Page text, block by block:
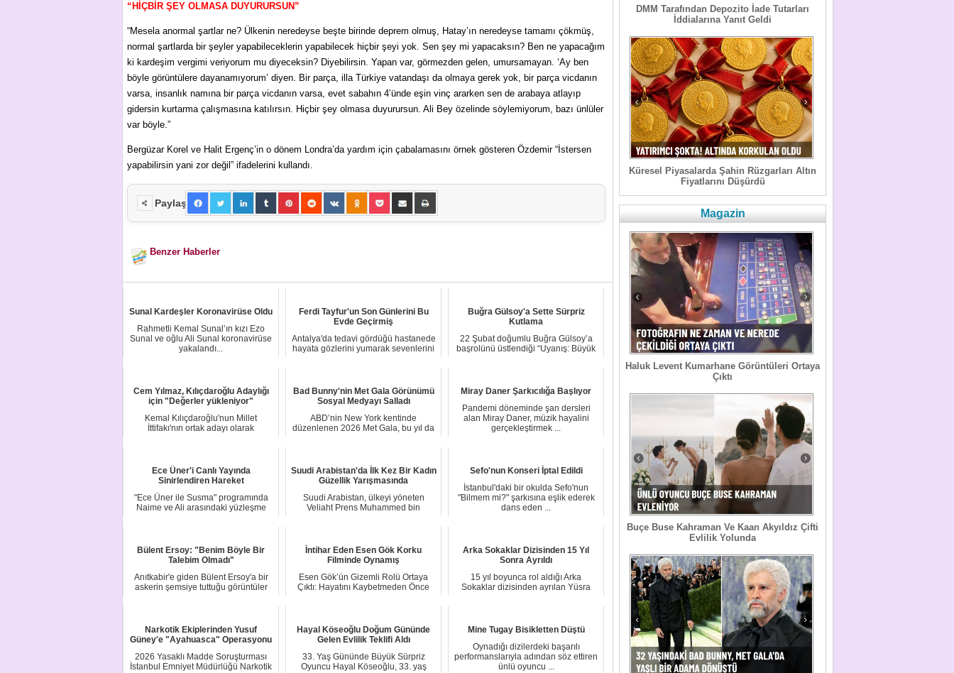
“HİÇBİR ŞEY OLMASA DUYURURSUN”
“Mesela anormal şartlar ne? Ülkenin neredeyse beşte birinde deprem olmuş, Hatay’ın neredeyse tamamı çökmüş,
normal şartlarda bir şeyler yapabileceklerin yapabilecek hiçbir şeyi yok. Sen şey mi yapacaksın? Ben ne yapacağım
ki kardeşim vergimi veriyorum mu diyeceksin? Diyebilirsin. Yapan var, görmezden gelen, umursamayan. ‘Ay ben
böyle görüntülere dayanamıyorum’ diyen. Bir parça, illa Türkiye vatandaşı da olmaya gerek yok, bir parça vicdanın
varsa, insanlık namına bir parça vicdanın varsa, evet sabahın 4’ünde eşin vinç ararken sen de arabaya atlayıp
gidersin kurtarma çalışmasına katılırsın. Hiçbir şey olmasa duyurursun. Ali Bey özelinde söylemiyorum, bazı ünlüler
var böyle.”
Bergüzar Korel ve Halit Ergenç’in o dönem Londra’da yardım için çabalamasını örnek gösteren Özdemir “İstersen
yapabilirsin yani zor değil” ifadelerini kullandı.
Paylaş
Benzer Haberler
Sunal Kardeşler Koronavirüse Oldu
Rahmetli Kemal Sunal’ın kızı Ezo
Sunal ve oğlu Ali Sunal koronavirüse
yakalandı...
Ferdi Tayfur'un Son Günlerini Bu
Evde Geçirmiş
Antalya'da tedavi gördüğü hastanede
hayata gözlerini yumarak sevenlerini
Buğra Gülsoy'a Sette Sürpriz
Kutlama
22 Şubat doğumlu Buğra Gülsoy’a
başrolünü üstlendiği “Uyanış: Büyük
Cem Yılmaz, Kılıçdaroğlu Adaylığı
için "Değerler yükleniyor"
Kemal Kılıçdaroğlu'nun Millet
İttifakı'nın ortak adayı olarak
Bad Bunny'nin Met Gala Görünümü
Sosyal Medyayı Salladı
ABD’nin New York kentinde
düzenlenen 2026 Met Gala, bu yıl da
Miray Daner Şarkıcılığa Başlıyor
Pandemi döneminde şan dersleri
alan Miray Daner, müzik hayalini
gerçekleştirmek ...
Ece Üner'i Canlı Yayında
Sinirlendiren Hareket
"Ece Üner ile Susma" programında
Naime ve Ali arasındaki yüzleşme
Suudi Arabistan'da İlk Kez Bir Kadın
Güzellik Yarışmasında
Suudi Arabistan, ülkeyi yöneten
Veliaht Prens Muhammed bin
Sefo'nun Konseri İptal Edildi
İstanbul'daki bir okulda Sefo'nun
"Bilmem mi?" şarkısına eşlik ederek
dans eden ...
Bülent Ersoy: "Benim Böyle Bir
Talebim Olmadı"
Anıtkabir'e giden Bülent Ersoy'a bir
askerin şemsiye tuttuğu görüntüler
İntihar Eden Esen Gök Korku
Filminde Oynamış
Esen Gök’ün Gizemli Rolü Ortaya
Çıktı: Hayatını Kaybetmeden Önce
Arka Sokaklar Dizisinden 15 Yıl
Sonra Ayrıldı
15 yıl boyunca rol aldığı Arka
Sokaklar dizisinden ayrılan Yüsra
Narkotik Ekiplerinden Yusuf
Güney'e "Ayahuasca" Operasyonu
2026 Yasaklı Madde Soruşturması
İstanbul Emniyet Müdürlüğü Narkotik
Hayal Köseoğlu Doğum Gününde
Gelen Evlilik Teklifi Aldı
33. Yaş Gününde Büyük Sürpriz
Oyuncu Hayal Köseoğlu, 33. yaş
Mine Tugay Bisikletten Düştü
Oynadığı dizilerdeki başarılı
performanslarıyla adından söz ettiren
ünlü oyuncu ...
DMM Tarafından Depozito İade Tutarları
İddialarına Yanıt Geldi
Küresel Piyasalarda Şahin Rüzgarları Altın
Fiyatlarını Düşürdü
Magazin
Haluk Levent Kumarhane Görüntüleri Ortaya
Çıktı
Buçe Buse Kahraman Ve Kaan Akyıldız Çifti
Evlilik Yolunda